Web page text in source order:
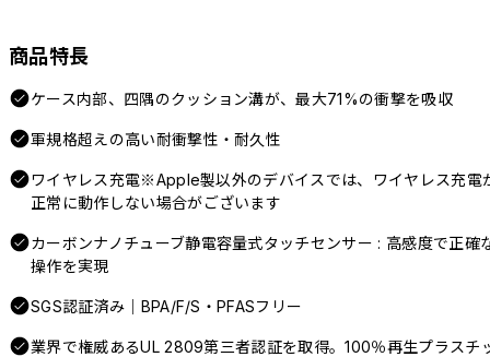
商品特長
ケース内部、四隅のクッション溝が、最大71%の衝撃を吸収
軍規格超えの高い耐衝撃性・耐久性
ワイヤレス充電※Apple製以外のデバイスでは、ワイヤレス充電
正常に動作しない場合がございます
カーボンナノチューブ静電容量式タッチセンサー : 高感度で正確
操作を実現
SGS認証済み｜BPA/F/S・PFASフリー
業界で権威あるUL 2809第三者認証を取得。100％再生プラスチ